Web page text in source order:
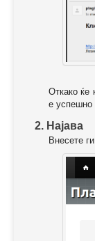
Откако ќе
е успешно
2. Најава
Внесете